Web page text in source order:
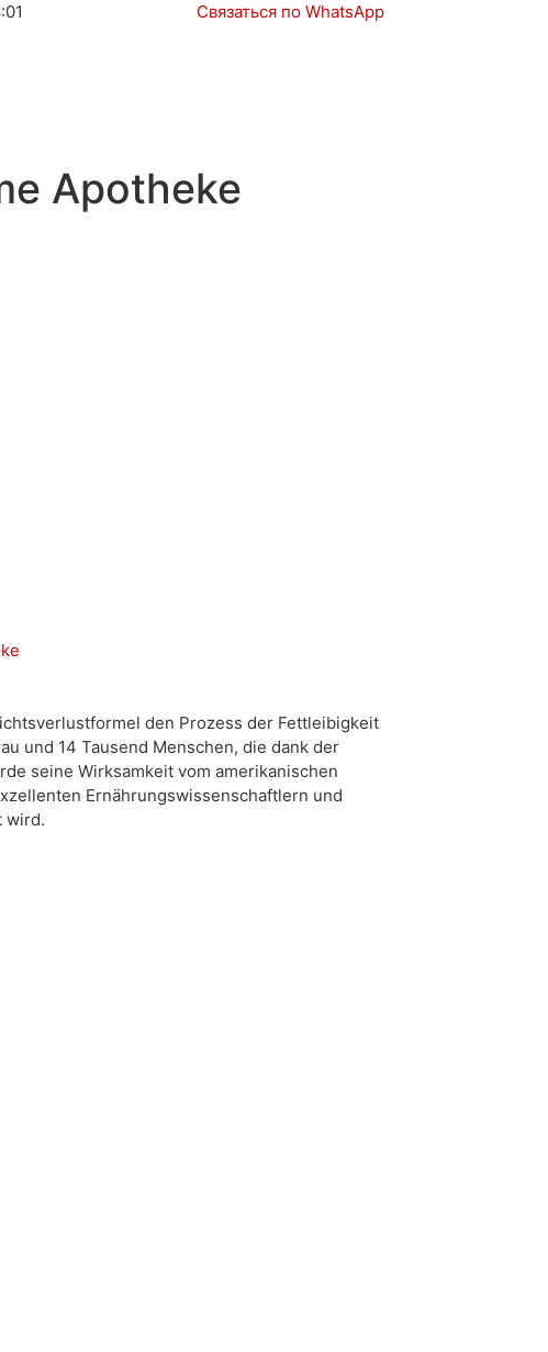
Связаться по WhatsApp
Apotheke
den Prozess der Fettleibigkeit
und 14 Tausend Menschen, die dank der
seine Wirksamkeit vom amerikanischen
Ernährungswissenschaftlern und
wird.